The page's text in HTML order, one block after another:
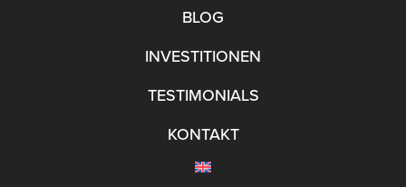
BLOG
INVESTITIONEN
TESTIMONIALS
KONTAKT